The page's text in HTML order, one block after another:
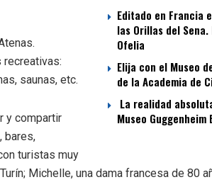
Editado en Francia
las Orillas del
Ofelia
Elija con el Museo
de la Academia de
La realidad
Museo Guggenheim
recreativas:
saunas, etc.
y compartir
bares,
turistas muy
Michelle, una dama francesa de 80